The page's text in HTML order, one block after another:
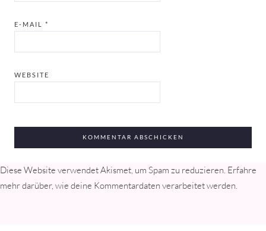
E-MAIL *
WEBSITE
Diese Website verwendet Akismet, um Spam zu reduzieren. Erfahre
mehr darüber, wie deine Kommentardaten verarbeitet werden.